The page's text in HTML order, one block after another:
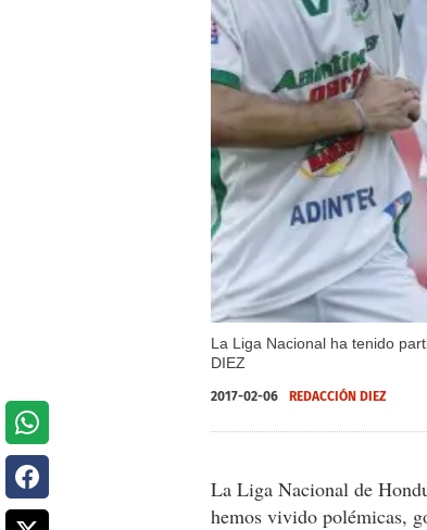
La Liga Nacional ha tenido
DIEZ
2017-02-06 REDACCIÓN DIEZ
La Liga Nacional de
hemos vivido polémicas,